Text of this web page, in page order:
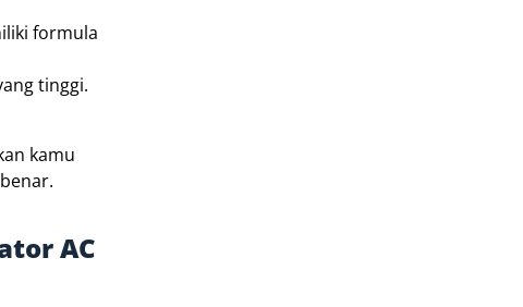
formula
tinggi.
kamu
AC